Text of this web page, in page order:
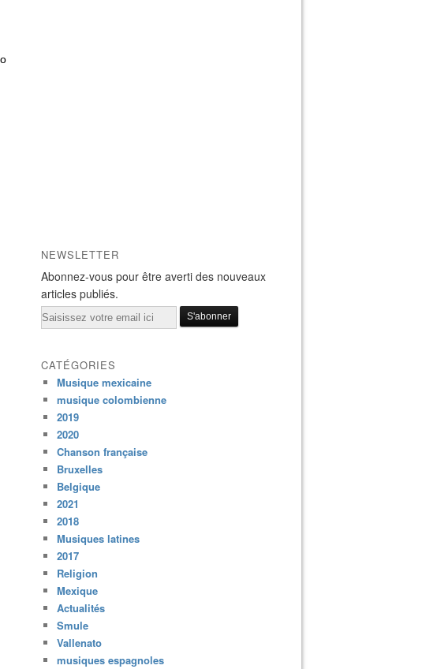
NEWSLETTER
Abonnez-vous pour être averti des nouveaux
articles publiés.
Email
CATÉGORIES
Musique mexicaine
musique colombienne
2019
2020
Chanson française
Bruxelles
Belgique
2021
2018
Musiques latines
2017
Religion
Mexique
Actualités
Smule
Vallenato
musiques espagnoles